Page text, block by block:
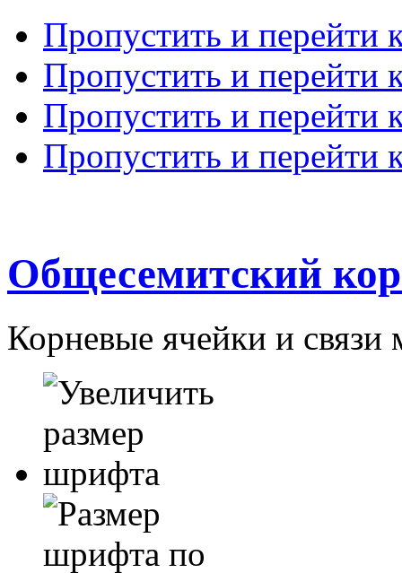
Пропустить и перейти
Пропустить и перейти
Пропустить и перейти
Пропустить и перейти
Общесемитский
Корневые ячейки и